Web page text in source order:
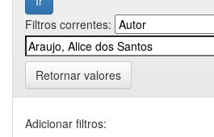
Filtros correntes:
Retornar valores
Adicionar filtros: